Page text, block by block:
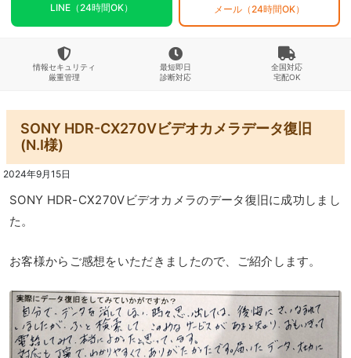
LINE（24時間OK） メール（24時間OK）
情報セキュリティ
厳重管理
最短即日
診断対応
全国対応
宅配OK
SONY HDR-CX270Vビデオカメラデータ復旧
(N.I様)
2024年9月15日
SONY HDR-CX270Vビデオカメラのデータ復旧に成功しまし
た。
お客様からご感想をいただきましたので、ご紹介します。